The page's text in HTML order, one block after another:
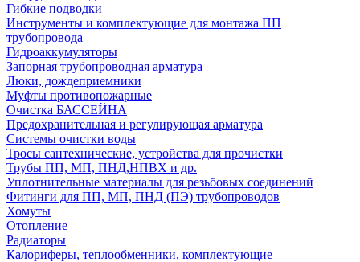
Гибкие подводки
Инструменты и комплектующие для монтажа ПП
трубопровода
Гидроаккумуляторы
Запорная трубопроводная арматура
Люки, дождеприемники
Муфты противопожарные
Очистка БАССЕЙНА
Предохранительная и регулирующая арматура
Системы очистки воды
Тросы сантехнические, устройства для прочистки
Трубы ПП, МП, ПНД,НПВХ и др.
Уплотнительные материалы для резьбовых соединений
Фитинги для ПП, МП, ПНД (ПЭ) трубопроводов
Хомуты
Отопление
Радиаторы
Калориферы, теплообменники, комплектующие